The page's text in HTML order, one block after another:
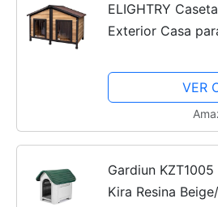
ELIGHTRY
Exterior Casa
pequeños para
con Cortinas
VER
Gardiun
Kira Resina